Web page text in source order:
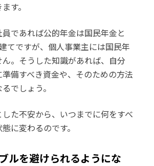
す。
であれば公的年金は国民年金と
てですが、個人事業主には国民年
。そうした知識があれば、自分
備すべき資金や、そのための方法
でしょう。
た不安から、いつまでに何をすべ
に変わるのです。
ルを避けられるようにな